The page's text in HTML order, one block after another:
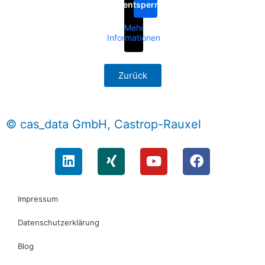
entsperren
Mehr
Informationen
Zurück
© cas_data GmbH, Castrop-Rauxel
Impressum
Datenschutzerklärung
Blog